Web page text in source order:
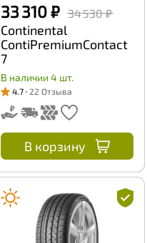
33 310 ₽ 34 530 ₽
Continental
ContiPremiumContact
7
275/40 R21 107Y
В наличии 4 шт.
4.7 22 Отзыва
В корзину